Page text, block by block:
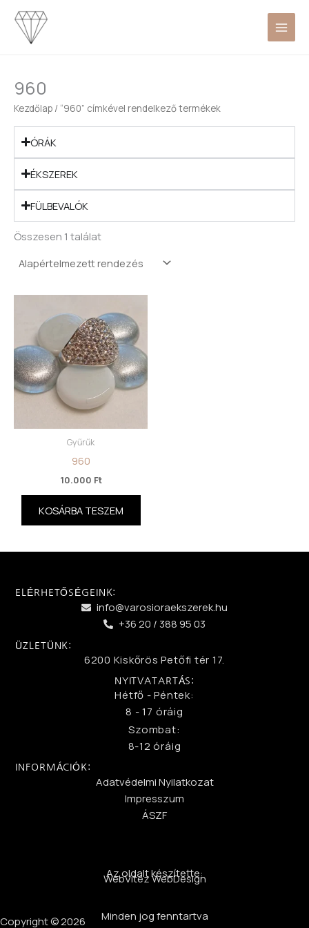
Skip
content
960
Kezdőlap / “960” címkével rendelkező termékek
ÓRÁK
ÉKSZEREK
FÜLBEVALÓK
Összesen 1 találat
Gyűrűk
960
10.000 Ft
KOSÁRBA TESZEM
ELÉRHETŐSÉGEINK:
info@varosioraekszerek.hu
+36 20 / 388 95 03
ÜZLETÜNK:
6200 Kiskőrös Petőfi tér 17.
NYITVATARTÁS:
Hétfő - Péntek:
8 - 17 óráig
Szombat:
8-12 óráig
INFORMÁCIÓK:
Adatvédelmi Nyilatkozat
Impresszum
ÁSZF
Az oldalt készítette:
WebVitéz WebDesign
Minden jog fenntartva
Copyright © 2026